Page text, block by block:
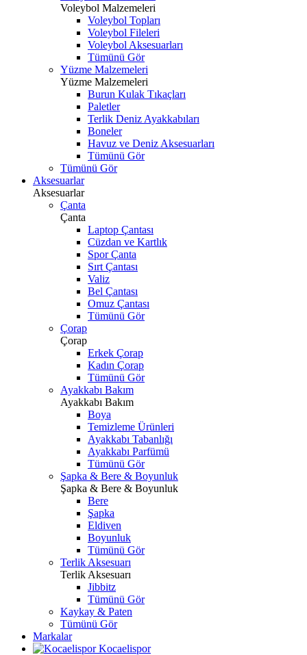
Voleybol Malzemeleri
Voleybol Topları
Voleybol Fileleri
Voleybol Aksesuarları
Tümünü Gör
Yüzme Malzemeleri
Yüzme Malzemeleri
Burun Kulak Tıkaçları
Paletler
Terlik Deniz Ayakkabıları
Boneler
Havuz ve Deniz Aksesuarları
Tümünü Gör
Tümünü Gör
Aksesuarlar
Aksesuarlar
Çanta
Çanta
Laptop Çantası
Cüzdan ve Kartlık
Spor Çanta
Sırt Çantası
Valiz
Bel Çantası
Omuz Çantası
Tümünü Gör
Çorap
Çorap
Erkek Çorap
Kadın Çorap
Tümünü Gör
Ayakkabı Bakım
Ayakkabı Bakım
Boya
Temizleme Ürünleri
Ayakkabı Tabanlığı
Ayakkabı Parfümü
Tümünü Gör
Şapka & Bere & Boyunluk
Şapka & Bere & Boyunluk
Bere
Şapka
Eldiven
Boyunluk
Tümünü Gör
Terlik Aksesuarı
Terlik Aksesuarı
Jibbitz
Tümünü Gör
Kaykay & Paten
Tümünü Gör
Markalar
Kocaelispor